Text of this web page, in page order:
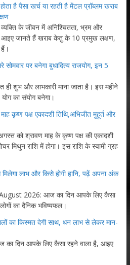
है पैसा खर्च या रहती है मेंटल प्रॉब्लम खराब
के जीवन में अनिश्चितता, भ्रम और
आइए जानते हैं खराब केतु के 10 प्रमुख लक्षण,
पर बनेगा बुधादित्य राजयोग, इन 5
ही शुभ और लाभकारी माना जाता है। इस महीने
का संयोग बनेगा।
कृष्ण पक्ष एकादशी तिथि,अभिजीत मुहूर्त और
को श्रावण माह के कृष्ण पक्ष की एकादशी
मिथुन राशि में होगा। इस राशि के स्वामी ग्रह
लाभ और किसे होगी हानि, पढ़ें अपना अंक
2026: आज का दिन आपके लिए कैसा
का दैनिक भविष्यफल।
का किस्मत देगी साथ, धन लाभ से लेकर मान-
दिन आपके लिए कैसा रहने वाला है, आइए